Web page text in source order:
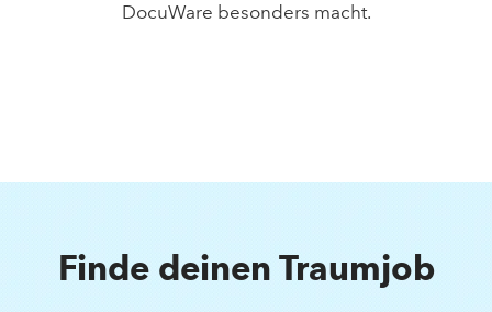
DocuWare besonders macht.
Finde deinen Traumjob